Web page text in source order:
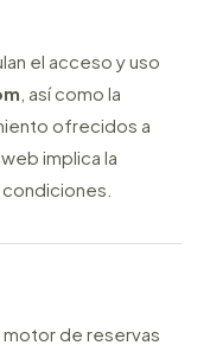
el acceso y uso
, así como la
ofrecidos a
implica la
motor de reservas